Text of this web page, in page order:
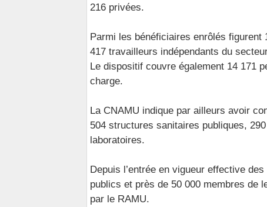
216 privées.
Parmi les bénéficiaires enrôlés
417 travailleurs indépendants du
Le dispositif couvre également 14 171
charge.
La CNAMU indique par ailleurs avoir
504 structures sanitaires publiques,
laboratoires.
Depuis l’entrée en vigueur effective
publics et près de 50 000 membres de
par le RAMU.